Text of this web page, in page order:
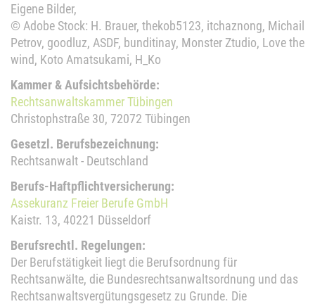
Eigene Bilder,
© Adobe Stock: H. Brauer, thekob5123, itchaznong, Michail
Petrov, goodluz, ASDF, bunditinay, Monster Ztudio, Love the
wind, Koto Amatsukami, H_Ko
Kammer & Aufsichtsbehörde:
Rechtsanwaltskammer Tübingen
Christophstraße 30, 72072 Tübingen
Gesetzl. Berufsbezeichnung:
Rechtsanwalt - Deutschland
Berufs-Haftpflichtversicherung:
Assekuranz Freier Berufe GmbH
Kaistr. 13, 40221 Düsseldorf
Berufsrechtl. Regelungen:
Der Berufstätigkeit liegt die Berufsordnung für
Rechtsanwälte, die Bundesrechtsanwaltsordnung und das
Rechtsanwaltsvergütungsgesetz zu Grunde. Die